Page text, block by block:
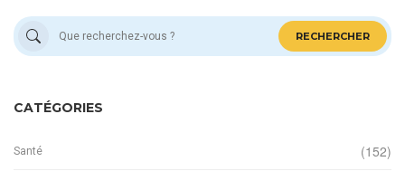
RECHERCHER
CATÉGORIES
Santé (152)